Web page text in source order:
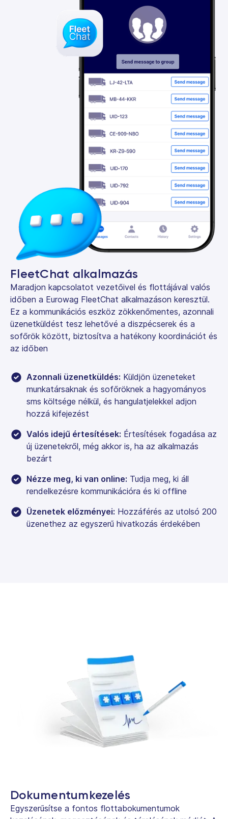
FleetChat alkalmazás
Maradjon kapcsolatot vezetőivel és flottájával valós
időben a Eurowag FleetChat alkalmazáson keresztül.
Ez a kommunikációs eszköz zökkenőmentes, azonnali
üzenetküldést tesz lehetővé a diszpécserek és a
sofőrök között, biztosítva a hatékony koordinációt és
az időben
Azonnali üzenetküldés: Küldjön üzeneteket
munkatársaknak és sofőröknek a hagyományos
sms költsége nélkül, és hangulatjelekkel adjon
hozzá kifejezést
Valós idejű értesítések: Értesítések fogadása az
új üzenetekről, még akkor is, ha az alkalmazás
bezárt
Nézze meg, ki van online: Tudja meg, ki áll
rendelkezésre kommunikációra és ki offline
Üzenetek előzményei: Hozzáférés az utolsó 200
üzenethez az egyszerű hivatkozás érdekében
Dokumentumkezelés
Egyszerűsítse a fontos flottabokumentumok